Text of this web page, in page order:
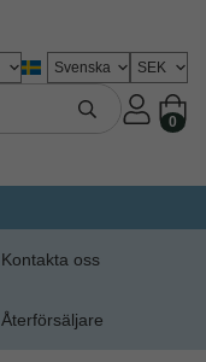
0
Kontakta oss
Återförsäljare